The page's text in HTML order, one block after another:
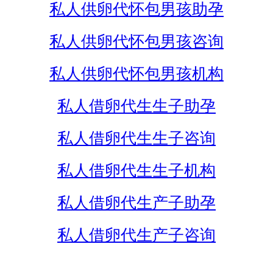
私人供卵代怀包男孩助孕
私人供卵代怀包男孩咨询
私人供卵代怀包男孩机构
私人借卵代生生子助孕
私人借卵代生生子咨询
私人借卵代生生子机构
私人借卵代生产子助孕
私人借卵代生产子咨询